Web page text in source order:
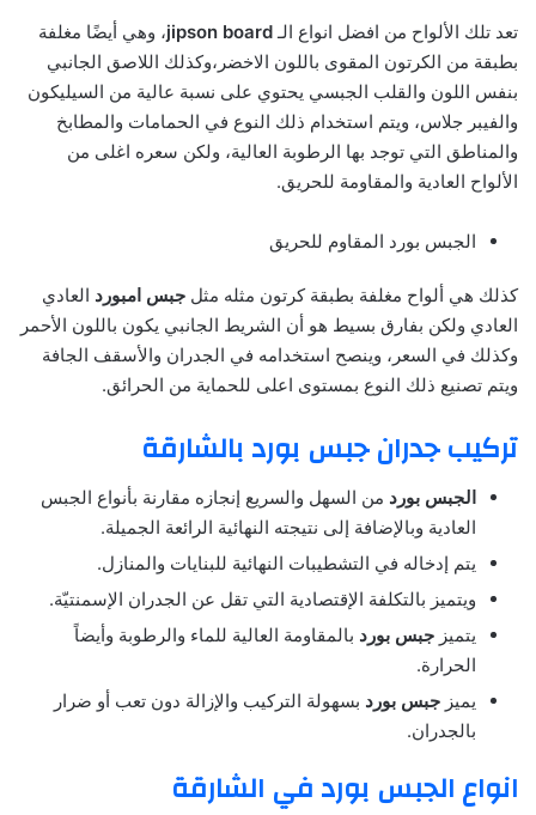
تعد تلك الألواح من افضل انواع الـjipson board، وهي أيضًا مغلفة
بطبقة من الكرتون المقوى باللون الاخضر،وكذلك اللاصق الجانبي
بنفس اللون والقلب الجبسي يحتوي على نسبة عالية من السيليكون
والفيبر جلاس، ويتم استخدام ذلك النوع في الحمامات والمطابخ
والمناطق التي توجد بها الرطوبة العالية، ولكن سعره اغلى من
الألواح العادية والمقاومة للحريق.
الجبس بورد المقاوم للحريق
كذلك هي ألواح مغلفة بطبقة كرتون مثله مثل جبس امبورد العادي
العادي ولكن بفارق بسيط هو أن الشريط الجانبي يكون باللون الأحمر
وكذلك في السعر، وينصح استخدامه في الجدران والأسقف الجافة
ويتم تصنيع ذلك النوع بمستوى اعلى للحماية من الحرائق.
تركيب جدران جبس بورد بالشارقة
الجبس بورد من السهل والسريع إنجازه مقارنة بأنواع الجبس
العادية وبالإضافة إلى نتيجته النهائية الرائعة الجميلة.
يتم إدخاله في التشطيبات النهائية للبنايات والمنازل.
ويتميز بالتكلفة الإقتصادية التي تقل عن الجدران الإسمنتيّة.
يتميز جبس بورد بالمقاومة العالية للماء والرطوبة وأيضاً
الحرارة.
يميز جبس بورد بسهولة التركيب والإزالة دون تعب أو ضرار
بالجدران.
انواع الجبس بورد في الشارقة